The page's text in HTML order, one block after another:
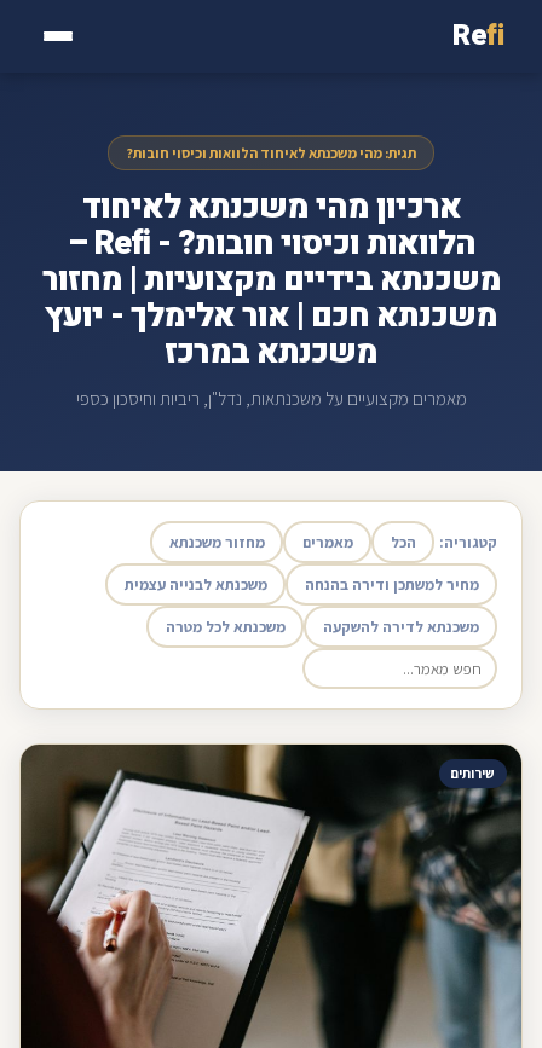
Refi
תגית: מהי משכנתא לאיחוד הלוואות וכיסוי חובות?
ארכיון מהי משכנתא לאיחוד
הלוואות וכיסוי חובות? - Refi –
משכנתא בידיים מקצועיות | מחזור
משכנתא חכם | אור אלימלך - יועץ
משכנתא במרכז
מאמרים מקצועיים על משכנתאות, נדל"ן, ריביות וחיסכון כספי
קטגוריה: הכל מאמרים מחזור משכנתא
מחיר למשתכן ודירה בהנחה משכנתא לבנייה עצמית
משכנתא לדירה להשקעה משכנתא לכל מטרה
שירותים